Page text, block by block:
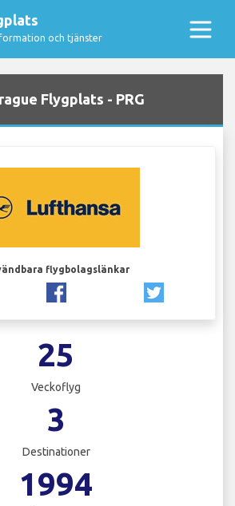
och tjänster
Flygplats - PRG
flygbolagslänkar
25
Veckoflyg
3
Destinationer
1994